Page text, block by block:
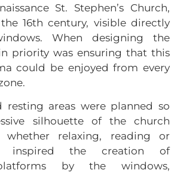
St. Stephen’s Church,
16th century, visible directly
When designing the
priority was ensuring that this
could be enjoyed from every
resting areas were planned so
silhouette of the church
whether relaxing, reading or
inspired the creation of
by the windows,